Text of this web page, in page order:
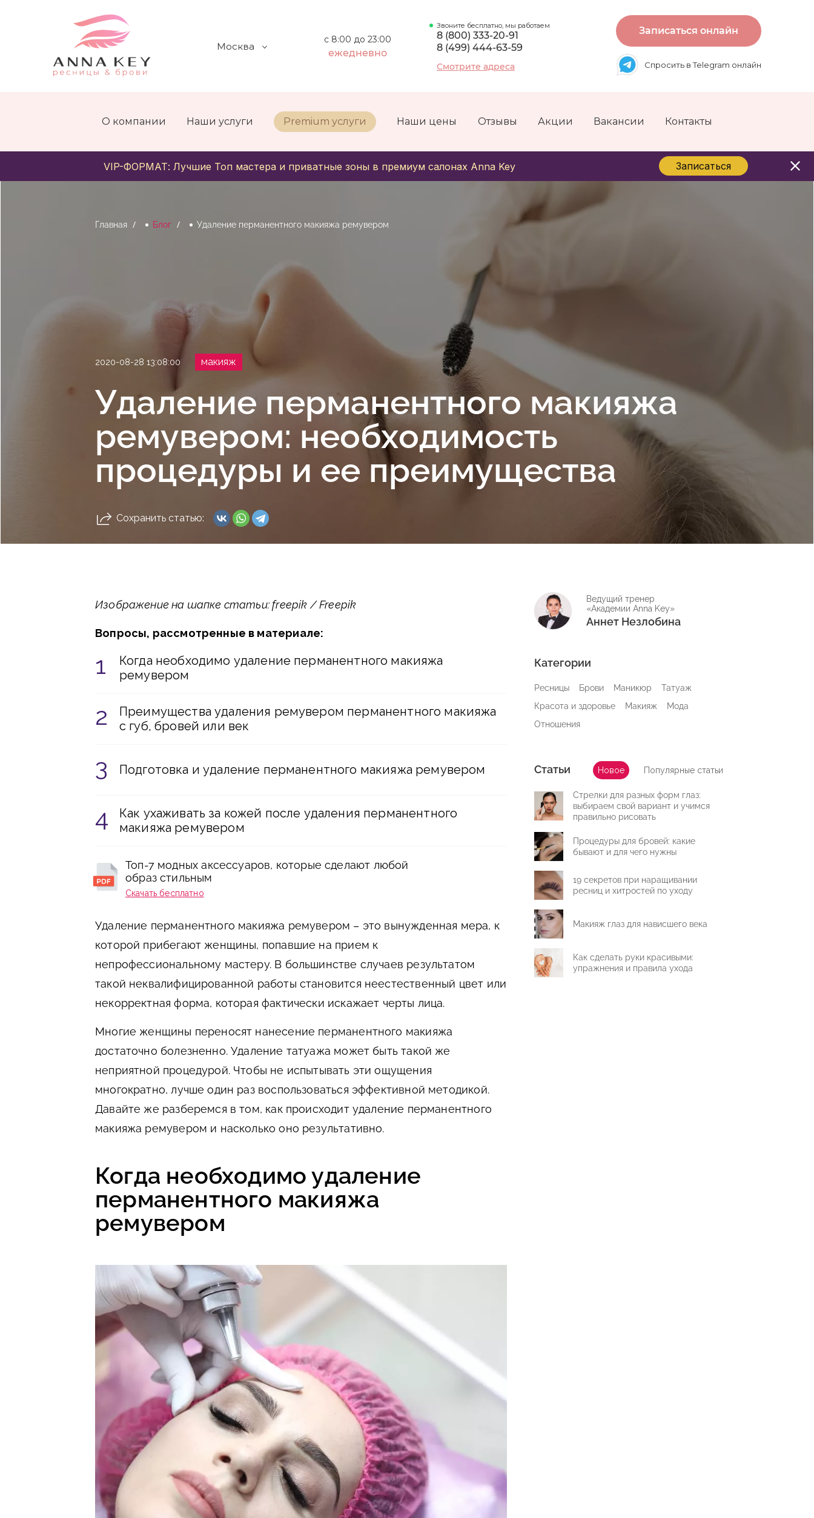
Москва
с 8:00 до 23:00
ежедневно
Звоните бесплатно, мы работаем
8 (800) 333-20-91
8 (499) 444-63-59
Смотрите адреса
Записаться онлайн
Спросить в Telegram онлайн
О компании Наши услуги Premium услуги Наши цены Отзывы Акции Вакансии Контакты
Главная Блог Удаление перманентного макияжа ремувером
2020-08-28 13:08:00 макияж
Удаление перманентного макияжа
ремувером: необходимость
процедуры и ее преимущества
Сохранить статью:
Изображение на шапке статьи: freepik / Freepik
Вопросы, рассмотренные в материале:
Когда необходимо удаление перманентного макияжа
ремувером
Преимущества удаления ремувером перманентного макияжа
с губ, бровей или век
Подготовка и удаление перманентного макияжа ремувером
Как ухаживать за кожей после удаления перманентного
макияжа ремувером
Топ-7 модных аксессуаров, которые сделают любой
образ стильным
Скачать бесплатно
Удаление перманентного макияжа ремувером – это вынужденная мера, к
которой прибегают женщины, попавшие на прием к
непрофессиональному мастеру. В большинстве случаев результатом
такой неквалифицированной работы становится неестественный цвет или
некорректная форма, которая фактически искажает черты лица.
Многие женщины переносят нанесение перманентного макияжа
достаточно болезненно. Удаление татуажа может быть такой же
неприятной процедурой. Чтобы не испытывать эти ощущения
многократно, лучше один раз воспользоваться эффективной методикой.
Давайте же разберемся в том, как происходит удаление перманентного
макияжа ремувером и насколько оно результативно.
Когда необходимо удаление
перманентного макияжа
ремувером
Ведущий тренер
«Академии Anna Key»
Аннет Незлобина
Категории
Ресницы Брови Маникюр
Татуаж
Красота и здоровье
Макияж
Мода
Отношения
Статьи Новое Популярные статьи
Стрелки для разных форм глаз:
выбираем свой вариант и учимся
правильно рисовать
Процедуры для бровей: какие
бывают и для чего нужны
19 секретов при наращивании
ресниц и хитростей по уходу
Макияж глаз для нависшего века
Как сделать руки красивыми:
упражнения и правила ухода
VIP-ФОРМАТ: Лучшие Топ мастера и приватные зоны в премиум салонах Anna Key Записаться